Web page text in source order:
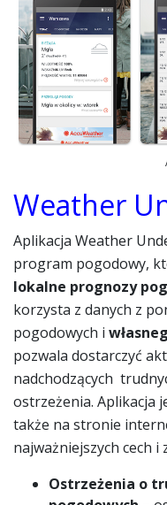
Weather
Aplikacja Weather
program pogodowy,
lokalne prognozy
korzysta z danych z
pogodowych i
pozwala dostarczyć
nadchodzących
ostrzeżenia. Aplikacja
także na stronie
najważniejszych cech
Ostrzeżenia o